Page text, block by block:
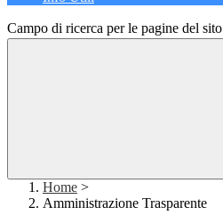
Campo di ricerca per le pagine del sito
Home >
Amministrazione Trasparente